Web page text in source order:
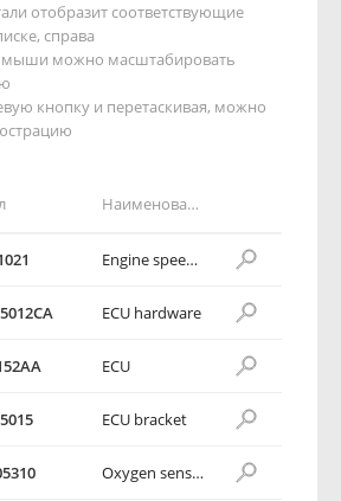
Наименование детали
Engine speed sensor
ECU hardware
ECU
ECU bracket
Oxygen sensor
отобразит соответствующие
справа
мыши можно масштабировать
кнопку и перетаскивая, можно